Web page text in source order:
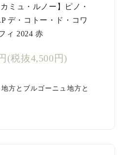
ミュ・ルノー】ピノ・
デ・コトー・ド・コワ
ィ 2024 赤
(税抜4,500円)
方とブルゴーニュ地方と